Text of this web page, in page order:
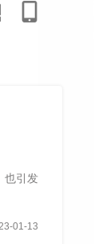
付了
也引发
01-13